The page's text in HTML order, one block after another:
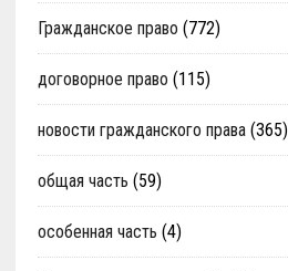
Гражданское право (772)
договорное право (115)
новости гражданского права(365)
общая часть (59)
особенная часть (4)